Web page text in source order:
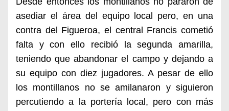
asediar el área del equipo local pero, en una
contra del Figueroa, el central Francis cometió
falta y con ello recibió la segunda amarilla,
teniendo que abandonar el campo y dejando a
su equipo con diez jugadores. A pesar de ello
los montillanos no se amilanaron y siguieron
percutiendo a la portería local, pero con más